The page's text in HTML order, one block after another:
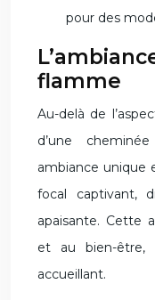
pour des
flamme
Au-delà de
d’une
ambiance unique
focal captivant,
apaisante. Cette
et au bien-être,
accueillant.